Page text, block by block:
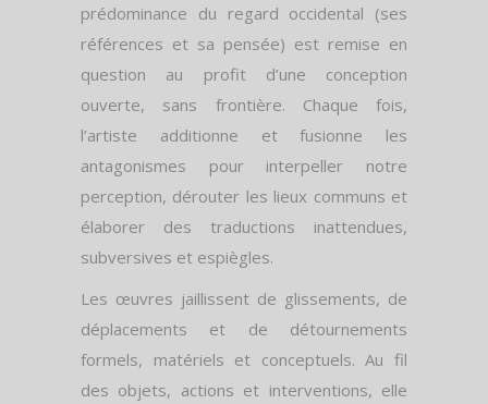
prédominance du regard occidental (ses
références et sa pensée) est remise en
question au profit d’une conception
ouverte, sans frontière. Chaque fois,
l’artiste additionne et fusionne les
antagonismes pour interpeller notre
perception, dérouter les lieux communs et
élaborer des traductions inattendues,
subversives et espiègles.
Les œuvres jaillissent de glissements, de
déplacements et de détournements
formels, matériels et conceptuels. Au fil
des objets, actions et interventions, elle